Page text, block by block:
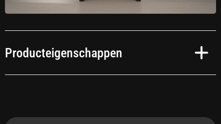
Producteigenschappen